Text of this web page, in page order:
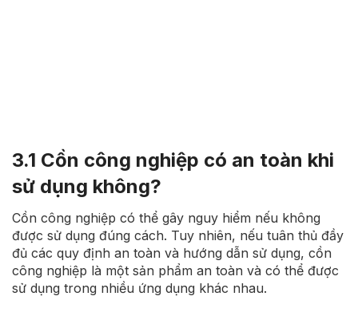
3.1 Cồn công nghiệp có an toàn khi
sử dụng không?
Cồn công nghiệp có thể gây nguy hiểm nếu không
được sử dụng đúng cách. Tuy nhiên, nếu tuân thủ đầy
đủ các quy định an toàn và hướng dẫn sử dụng, cồn
công nghiệp là một sản phẩm an toàn và có thể được
sử dụng trong nhiều ứng dụng khác nhau.